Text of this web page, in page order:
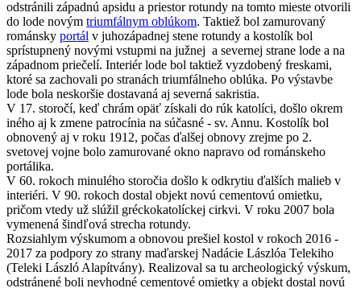
odstránili západnú apsidu a priestor rotundy na tomto mieste otvorili
do lode novým triumfálnym oblúkom. Taktiež bol zamurovaný
románsky portál v juhozápadnej stene rotundy a kostolík bol
sprístupnený novými vstupmi na južnej a severnej strane lode a na
západnom priečelí. Interiér lode bol taktiež vyzdobený freskami,
ktoré sa zachovali po stranách triumfálneho oblúka. Po výstavbe
lode bola neskoršie dostavaná aj severná sakristia.
V 17. storočí, keď chrám opäť získali do rúk katolíci, došlo okrem
iného aj k zmene patrocínia na súčasné - sv. Annu. Kostolík bol
obnovený aj v roku 1912, počas ďalšej obnovy zrejme po 2.
svetovej vojne bolo zamurované okno napravo od románskeho
portálika.
V 60. rokoch minulého storočia došlo k odkrytiu ďalších malieb v
interiéri. V 90. rokoch dostal objekt novú cementovú omietku,
pričom vtedy už slúžil gréckokatolíckej cirkvi. V roku 2007 bola
vymenená šindľová strecha rotundy.
Rozsiahlym výskumom a obnovou prešiel kostol v rokoch 2016 -
2017 za podpory zo strany maďarskej Nadácie Lászlóa Telekiho
(Teleki László Alapítvány). Realizoval sa tu archeologický výskum,
odstránené boli nevhodné cementové omietky a objekt dostal novú